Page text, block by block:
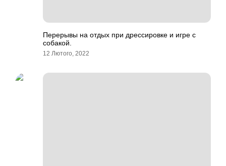
Перерывы на отдых при дрессировке и игре с
собакой.
12 Лютого, 2022